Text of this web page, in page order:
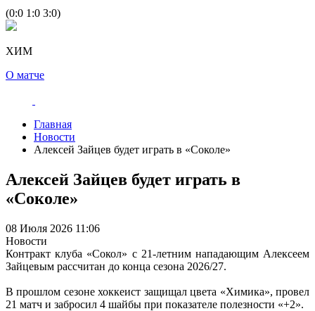
(0:0 1:0 3:0)
ХИМ
О матче
Главная
Новости
Алексей Зайцев будет играть в «Соколе»
Алексей Зайцев будет играть в
«Соколе»
08 Июля 2026 11:06
Новости
Контракт клуба «Сокол» с 21-летним нападающим Алексеем
Зайцевым рассчитан до конца сезона 2026/27.
В прошлом сезоне хоккеист защищал цвета «Химика», провел
21 матч и забросил 4 шайбы при показателе полезности «+2».